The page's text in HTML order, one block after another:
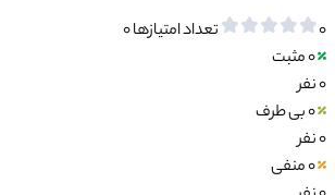
0 تعداد امتیازها0
0مثبت
0 نفر
0بی طرف
0 نفر
0منفی